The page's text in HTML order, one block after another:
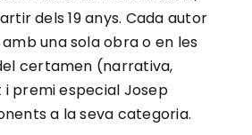
dels 19 anys. Cada autor
una sola obra o en les
certamen (narrativa,
premi especial Josep
a la seva categoria.